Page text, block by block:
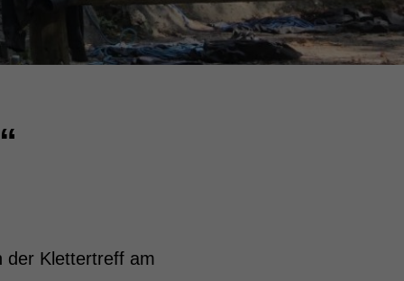
der Klettertreff am